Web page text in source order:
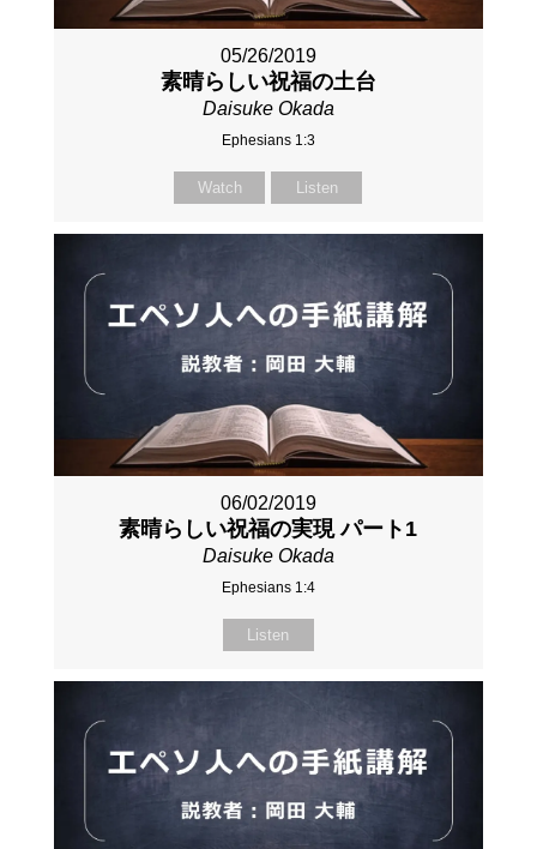
05/26/2019
素晴らしい祝福の土台
Daisuke Okada
Ephesians 1:3
Watch Listen
06/02/2019
素晴らしい祝福の実現 パート1
Daisuke Okada
Ephesians 1:4
Listen